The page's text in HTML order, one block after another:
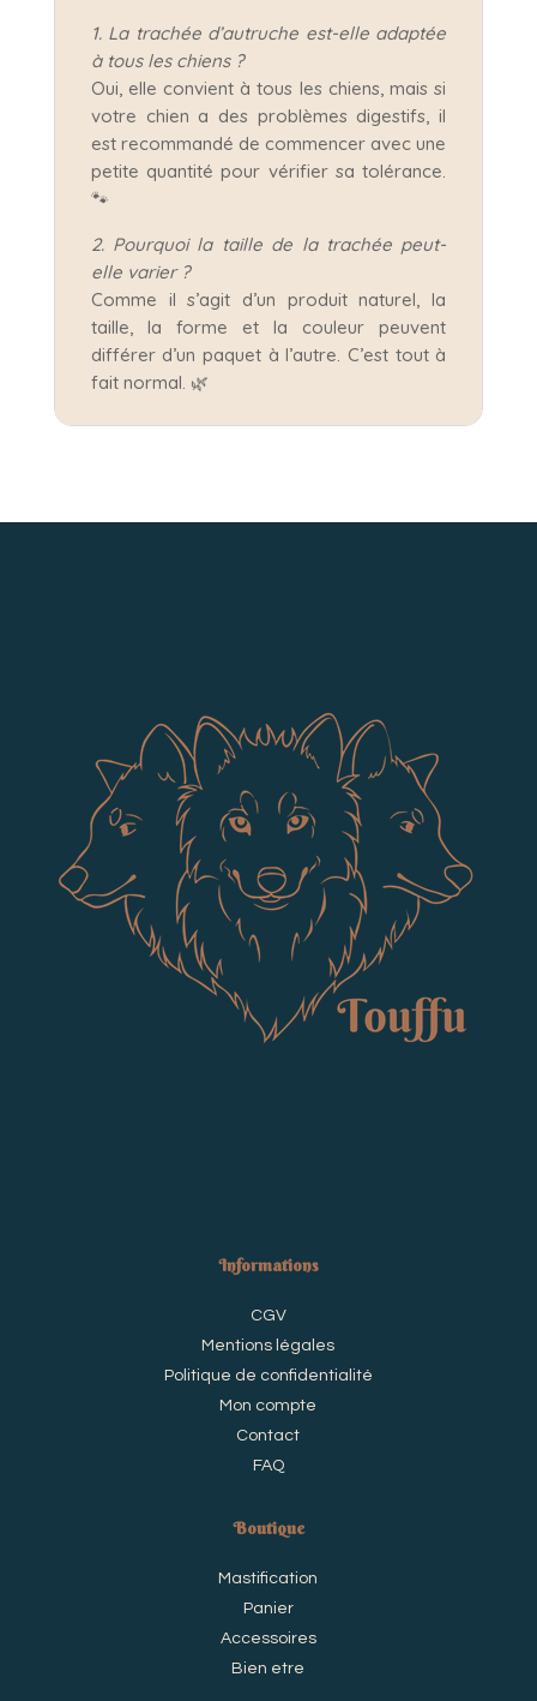
1. La trachée d’autruche est-elle adaptée
à tous les chiens ?
Oui, elle convient à tous les chiens, mais si
votre chien a des problèmes digestifs, il
est recommandé de commencer avec une
petite quantité pour vérifier sa tolérance.
🐾
2. Pourquoi la taille de la trachée peut-
elle varier ?
Comme il s’agit d’un produit naturel, la
taille, la forme et la couleur peuvent
différer d’un paquet à l’autre. C’est tout à
fait normal. 🌿
Informations
CGV
Mentions légales
Politique de confidentialité
Mon compte
Contact
FAQ
Boutique
Mastification
Panier
Accessoires
Bien etre